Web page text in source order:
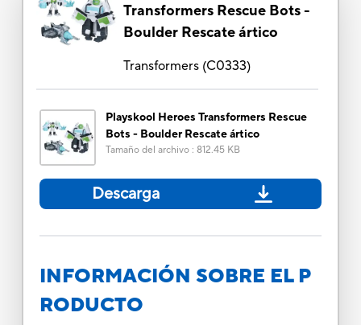
Transformers Rescue Bots -
Boulder Rescate ártico
Transformers(C0333)
Playskool Heroes Transformers Rescue
Bots - Boulder Rescate ártico
Tamaño del archivo: 812.45 KB
Descarga
INFORMACIÓN SOBRE EL P
RODUCTO